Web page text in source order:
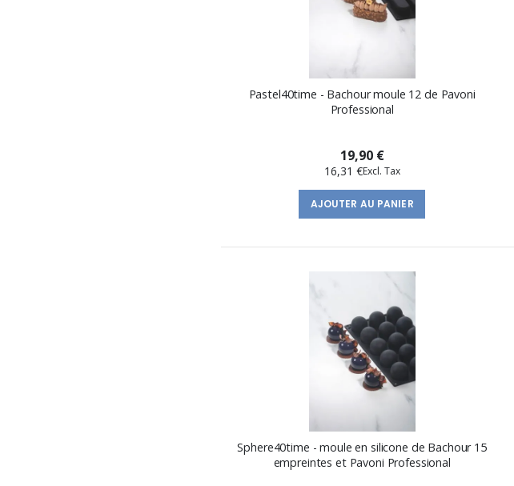
Pastel40time - Bachour moule 12 de Pavoni
Professional
19,90 €
16,31 €
AJOUTER AU PANIER
Sphere40time - moule en silicone de Bachour 15
empreintes et Pavoni Professional